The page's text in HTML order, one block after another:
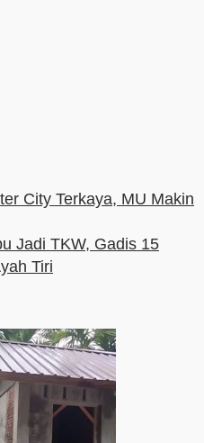
City Terkaya, MU Makin
Jadi TKW, Gadis 15
Tiri